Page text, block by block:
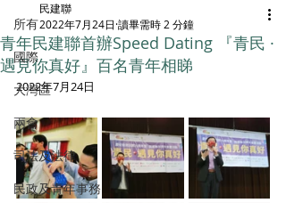
所有
國際
大灣區
兩會
司法及法律
民政及青年事務
青年民建聯首辦Speed Dating 『青民 ·
遇見你真好』百名青年相睇
民建聯
2022年7月24日 讀畢需時 2 分鐘
2022年7月24日